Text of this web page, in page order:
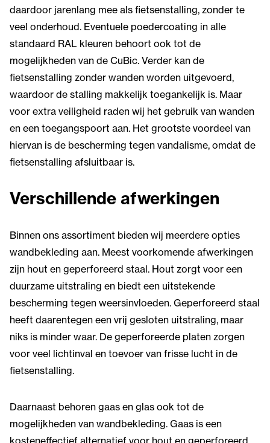
daardoor jarenlang mee als fietsenstalling, zonder te
veel onderhoud. Eventuele poedercoating in alle
standaard RAL kleuren behoort ook tot de
mogelijkheden van de CuBic. Verder kan de
fietsenstalling zonder wanden worden uitgevoerd,
waardoor de stalling makkelijk toegankelijk is. Maar
voor extra veiligheid raden wij het gebruik van wanden
en een toegangspoort aan. Het grootste voordeel van
hiervan is de bescherming tegen vandalisme, omdat de
fietsenstalling afsluitbaar is.
Verschillende afwerkingen
Binnen ons assortiment bieden wij meerdere opties
wandbekleding aan. Meest voorkomende afwerkingen
zijn hout en geperforeerd staal. Hout zorgt voor een
duurzame uitstraling en biedt een uitstekende
bescherming tegen weersinvloeden. Geperforeerd staal
heeft daarentegen een vrij gesloten uitstraling, maar
niks is minder waar. De geperforeerde platen zorgen
voor veel lichtinval en toevoer van frisse lucht in de
fietsenstalling.
Daarnaast behoren gaas en glas ook tot de
mogelijkheden van wandbekleding. Gaas is een